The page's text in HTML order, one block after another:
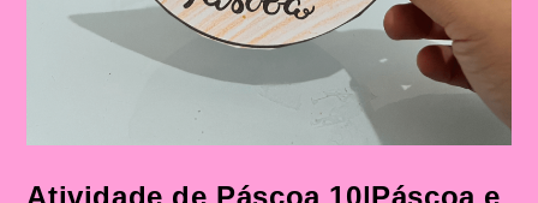
Atividade de Páscoa 10|Páscoa e